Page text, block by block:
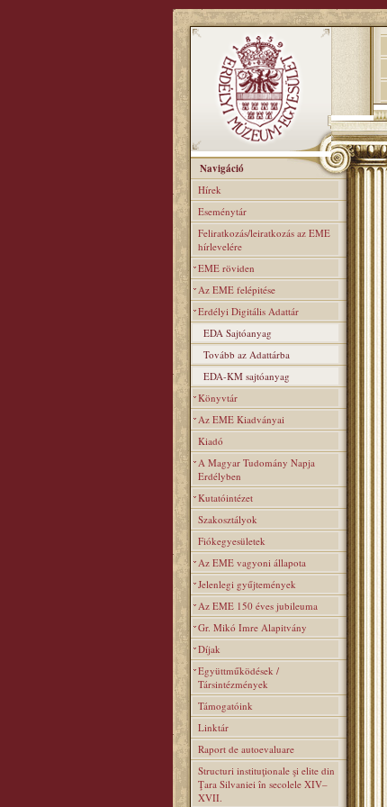
Navigáció
Hírek
Eseménytár
Feliratkozás/leiratkozás az EME
hírlevelére
EME röviden
Az EME felépitése
Erdélyi Digitális Adattár
EDA Sajtóanyag
Tovább az Adattárba
EDA-KM sajtóanyag
Könyvtár
Az EME Kiadványai
Kiadó
A Magyar Tudomány Napja
Erdélyben
Kutatóintézet
Szakosztályok
Fiókegyesületek
Az EME vagyoni állapota
Jelenlegi gyűjtemények
Az EME 150 éves jubileuma
Gr. Mikó Imre Alapitvány
Díjak
Együttműködések /
Társintézmények
Támogatóink
Linktár
Raport de autoevaluare
Structuri instituţionale şi elite din
Ţara Silvaniei în secolele XIV–
XVII.